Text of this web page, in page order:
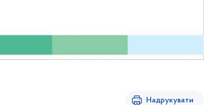
Надрукувати